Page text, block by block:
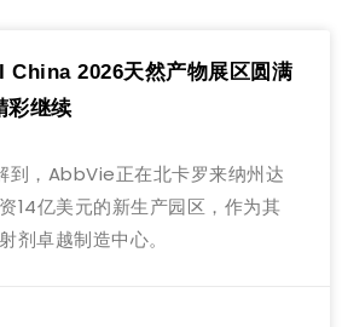
China 2026天然产物展区圆满
彩继续
到，AbbVie正在北卡罗来纳州达
14亿美元的新生产园区，作为其
剂卓越制造中心。